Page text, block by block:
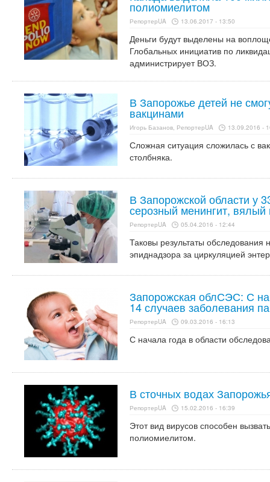
полиомиелитом
РепортерUA 13.06.2017 - 13:50
Деньги будут выделены на
Глобальных инициатив по
администрирует ВОЗ.
В Запорожье детей не
вакцинами
Игорь Базанов, РепортерUA 13.09.2016 -
Сложная ситуация сложилась с
столбняка.
В Запорожской области у
серозный менингит,
РепортерUA 05.04.2016 - 12:44
Таковы результаты обследования
эпиднадзора за циркуляцией
Запорожская облСЭС: С
14 случаев заболевания
РепортерUA 09.03.2016 - 16:13
С начала года в области
В сточных водах
РепортерUA 15.02.2016 - 16:39
Этот вид вирусов способен
полиомиелитом.